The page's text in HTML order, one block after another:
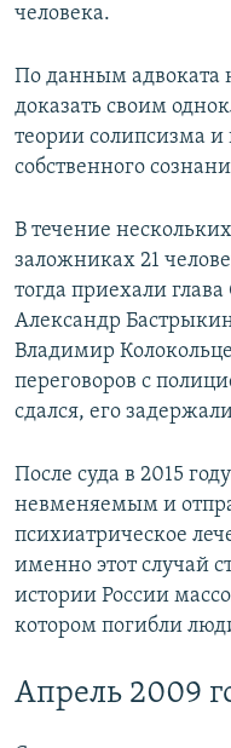
человека.
По данным адвоката
доказать своим
теории солипсизма
собственного
В течение
заложниках 21
тогда приехали
Александр
Владимир
переговоров с
сдался, его
После суда в 2015
невменяемым и
психиатрическое
именно этот случай
истории России
котором погибли
Апрель 2009